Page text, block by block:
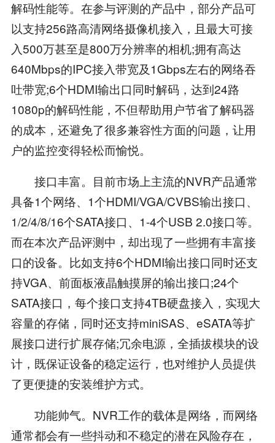
解码性能等。在参与评测的产品中，部分产品可
以支持256路高清网络摄像机接入，且最大可接
入500万甚至是800万分辨率的相机;拥有高达
640Mbps的IPC接入带宽及1Gbps左右的网络吞
吐带宽;6个HDMI输出口同时解码，达到24路
1080p的解码性能，不但帮助用户节省了解码器
的成本，还避免了很多兼容性方面的问题，让用
户的监控变得轻松而愉悦。
接口丰富。目前市场上主流的NVR产品通常
具备1个网络、1个HDMI/VGA/CVBS输出接口、
1/2/4/8/16个SATA接口、1-4个USB 2.0接口等。
而在本次产品评测中，却出现了一些拥有丰富接
口的设备。比如支持6个HDMI输出接口同时还支
持VGA、前面板液晶触摸屏的输出接口;24个
SATA接口，每个接口支持4TB硬盘接入，实现大
容量的存储，同时还支持miniSAS、eSATA等扩
展接口进行扩展存储;冗余电源，全插拔模块的设
计，既保证设备的稳定运行，也对维护人员提供
了更便捷的安装维护方式。
功能帅气。NVR工作的载体是网络，而网络
通常都会有一些抖动和不稳定的潜在风险存在，